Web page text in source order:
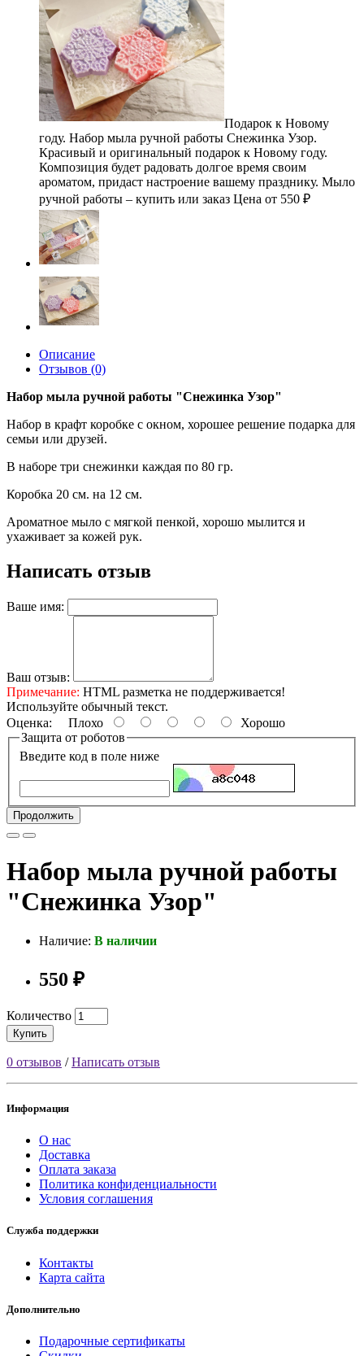
Подарок к Новому
году. Набор мыла ручной работы Снежинка Узор.
Красивый и оригинальный подарок к Новому году.
Композиция будет радовать долгое время своим
ароматом, придаст настроение вашему празднику. Мыло
ручной работы – купить или заказ Цена от 550 ₽
Описание
Отзывов (0)
Набор мыла ручной работы "Снежинка Узор"
Набор в крафт коробке с окном, хорошее решение подарка для
семьи или друзей.
В наборе три снежинки каждая по 80 гр.
Коробка 20 см. на 12 см.
Ароматное мыло с мягкой пенкой, хорошо мылится и
ухаживает за кожей рук.
Написать отзыв
Ваше имя:
Ваш отзыв:
Примечание: HTML разметка не поддерживается!
Используйте обычный текст.
Оценка: Плохо
Хорошо
Защита от роботов
Введите код в поле ниже
Продолжить
Набор мыла ручной работы
"Снежинка Узор"
Наличие: В наличии
550 ₽
Количество
Купить
0 отзывов /Написать отзыв
Информация
О нас
Доставка
Оплата заказа
Политика конфиденциальности
Условия соглашения
Служба поддержки
Контакты
Карта сайта
Дополнительно
Подарочные сертификаты